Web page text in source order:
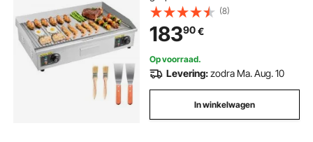
grilloppervlak, 50–300 °C,
elektrische grill, half geribbeld, half
glad, met 2 spatels en 2 borstels,
voor steaks en barbecue, zonder
stekker.
(8)
18390€
Op voorraad.
Levering:zodra Ma. Aug. 10
In winkelwagen